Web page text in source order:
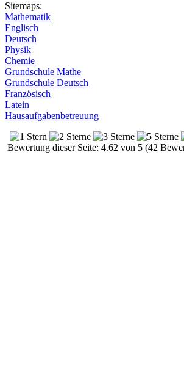
Sitemaps:
Mathematik
Englisch
Deutsch
Physik
Chemie
Grundschule Mathe
Grundschule Deutsch
Französisch
Latein
Hausaufgabenbetreuung
Bewertung dieser Seite: 4.62 von 5 (42